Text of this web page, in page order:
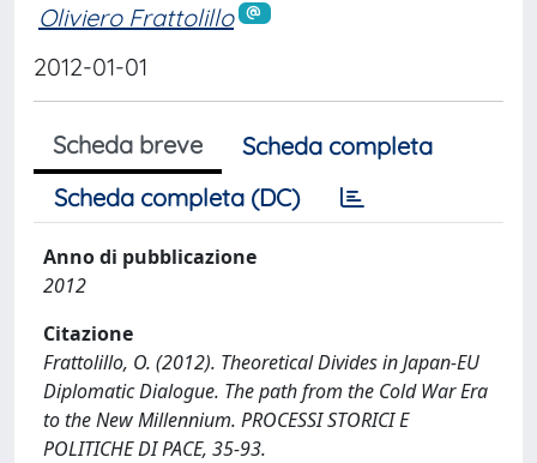
Oliviero Frattolillo
2012-01-01
Scheda breve
Scheda completa
Scheda completa (DC)
Anno di pubblicazione
2012
Citazione
Frattolillo, O. (2012). Theoretical Divides in Japan-EU
Diplomatic Dialogue. The path from the Cold War Era
to the New Millennium. PROCESSI STORICI E
POLITICHE DI PACE, 35-93.